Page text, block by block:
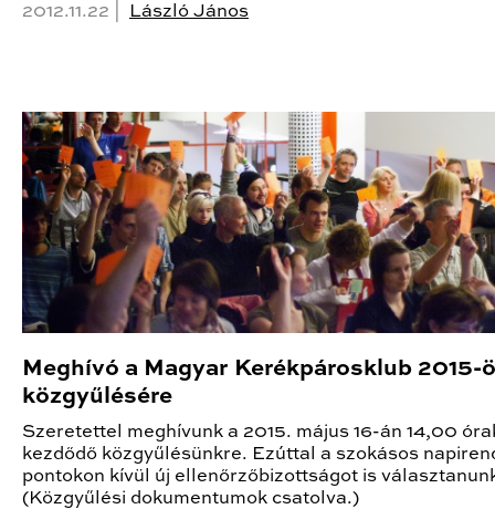
2012.11.22 |
László János
Meghívó a Magyar Kerékpárosklub 2015-
közgyűlésére
Szeretettel meghívunk a 2015. május 16-án 14,00
kezdődő közgyűlésünkre. Ezúttal a szokásos
pontokon kívül új ellenőrzőbizottságot is
(Közgyűlési dokumentumok csatolva.)